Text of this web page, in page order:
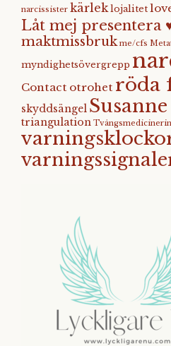
narcissister kärlek lojalitet
Låt mej presentera
maktmissbruk me/cfs
myndighetsövergrepp
Contact otrohet röda
skyddsängel
triangulation